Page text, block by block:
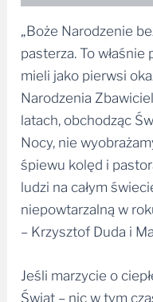
„Boże Narodzenie
pasterza. To właśnie
mieli jako pierwsi
Narodzenia
latach, obchodząc
Nocy, nie
śpiewu kolęd i
ludzi na całym
niepowtarzalną w
– Krzysztof Duda i
Jeśli marzycie o
Świąt – nic w tym